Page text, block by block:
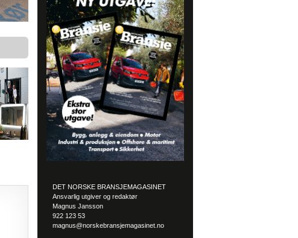
DET NORSKE BRANSJEMAGASINET
Ansvarlig utgiver og redaktør
Magnus Jansson
922 123 53
magnus@norskebransjemagasinet.no